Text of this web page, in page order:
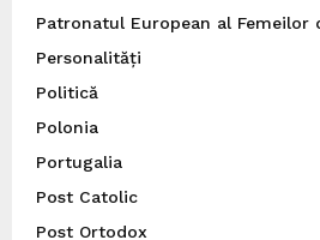
Patronatul European al Femeilor
Personalități
Politică
Polonia
Portugalia
Post Catolic
Post Ortodox